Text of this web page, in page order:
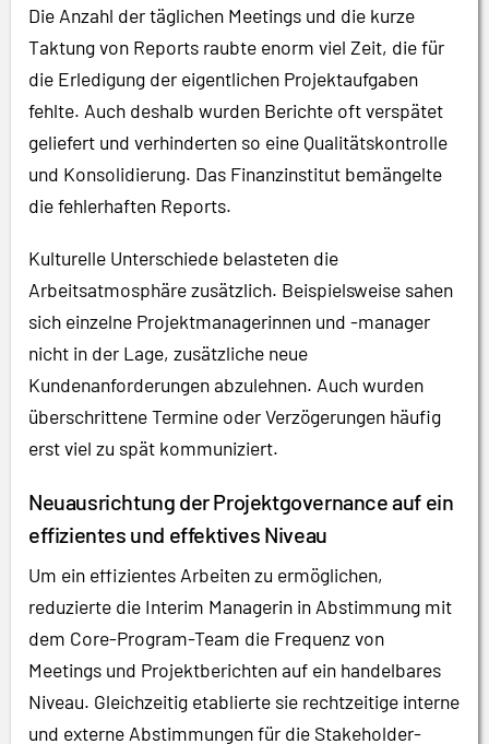
Die Anzahl der täglichen Meetings und die kurze
Taktung von Reports raubte enorm viel Zeit, die für
die Erledigung der eigentlichen Projektaufgaben
fehlte. Auch deshalb wurden Berichte oft verspätet
geliefert und verhinderten so eine Qualitätskontrolle
und Konsolidierung. Das Finanzinstitut bemängelte
die fehlerhaften Reports.
Kulturelle Unterschiede belasteten die
Arbeitsatmosphäre zusätzlich. Beispielsweise sahen
sich einzelne Projektmanagerinnen und -manager
nicht in der Lage, zusätzliche neue
Kundenanforderungen abzulehnen. Auch wurden
überschrittene Termine oder Verzögerungen häufig
erst viel zu spät kommuniziert.
Neuausrichtung der Projektgovernance auf ein
effizientes und effektives Niveau
Um ein effizientes Arbeiten zu ermöglichen,
reduzierte die Interim Managerin in Abstimmung mit
dem Core-Program-Team die Frequenz von
Meetings und Projektberichten auf ein handelbares
Niveau. Gleichzeitig etablierte sie rechtzeitige interne
und externe Abstimmungen für die Stakeholder-